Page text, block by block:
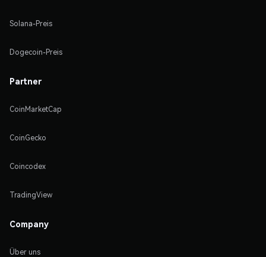
Solana-Preis
Dogecoin-Preis
Partner
CoinMarketCap
CoinGecko
Coincodex
TradingView
Company
Über uns